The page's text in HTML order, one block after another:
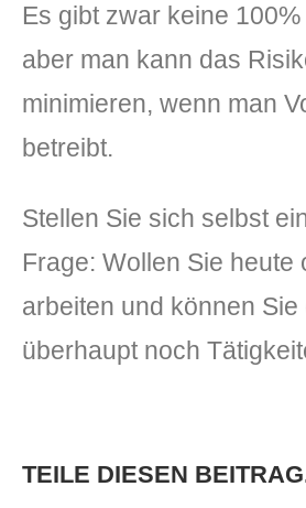
Es gibt zwar keine
aber man kann das
minimieren, wenn man
betreibt.
Stellen Sie sich selbst
Frage: Wollen Sie heute
arbeiten und können Sie
überhaupt noch
TEILE DIESEN